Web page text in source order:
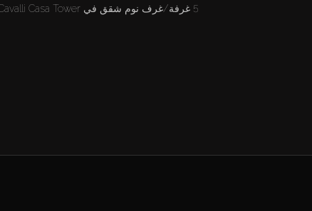
5 غرفة/غرف نوم شقق في Cavalli Casa Tower